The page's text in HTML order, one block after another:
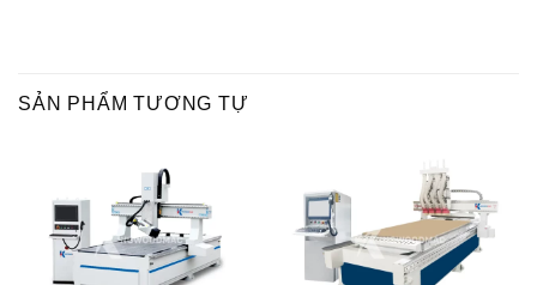
SẢN PHẨM TƯƠNG TỰ